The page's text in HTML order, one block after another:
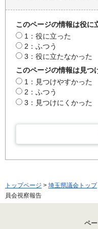
このページの情報は役に
1：役に立った
2：ふつう
3：役に立たなかった
このページの情報は見つ
1：見つけやすかった
2：ふつう
3：見つけにくかった
トップページ > 埼玉県議会トップ
員会視察報告
ペ